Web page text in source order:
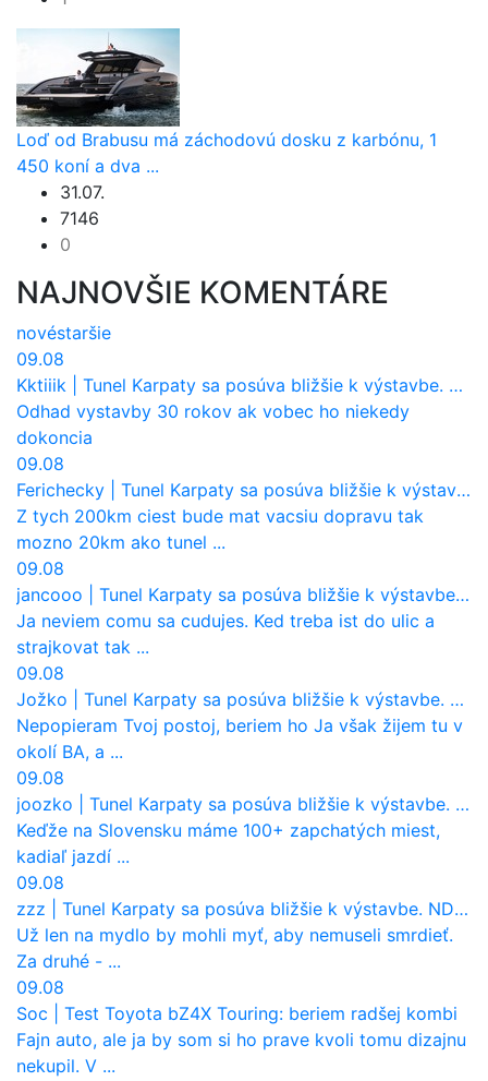
Loď od Brabusu má záchodovú dosku z karbónu, 1
450 koní a dva ...
31.07.
7146
0
NAJNOVŠIE KOMENTÁRE
novéstaršie
09.08
Kktiiik
Tunel Karpaty sa posúva bližšie k výstavbe. NDS urobila dôležitý krok
Odhad vystavby 30 rokov ak vobec ho niekedy
dokoncia
09.08
Ferichecky
Tunel Karpaty sa posúva bližšie k výstavbe. NDS urobila dôležitý krok
Z tych 200km ciest bude mat vacsiu dopravu tak
mozno 20km ako tunel ...
09.08
jancooo
Tunel Karpaty sa posúva bližšie k výstavbe. NDS urobila dôležitý krok
Ja neviem comu sa cudujes. Ked treba ist do ulic a
strajkovat tak ...
09.08
Jožko
Tunel Karpaty sa posúva bližšie k výstavbe. NDS urobila dôležitý krok
Nepopieram Tvoj postoj, beriem ho Ja však žijem tu v
okolí BA, a ...
09.08
joozko
Tunel Karpaty sa posúva bližšie k výstavbe. NDS urobila dôležitý krok
Keďže na Slovensku máme 100+ zapchatých miest,
kadiaľ jazdí ...
09.08
zzz
Tunel Karpaty sa posúva bližšie k výstavbe. NDS urobila dôležitý krok
Už len na mydlo by mohli myť, aby nemuseli smrdieť.
Za druhé - ...
09.08
Soc
Test Toyota bZ4X Touring: beriem radšej kombi
Fajn auto, ale ja by som si ho prave kvoli tomu dizajnu
nekupil. V ...